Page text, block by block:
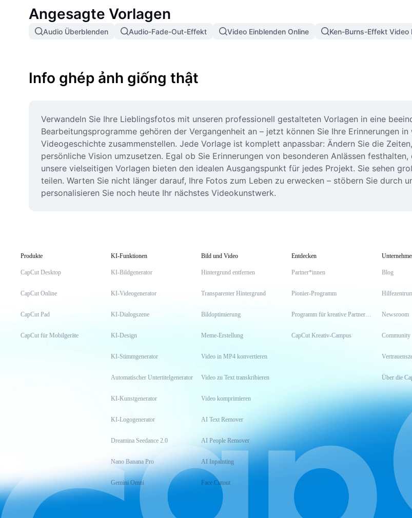
Angesagte Vorlagen
Audio Überblenden Audio-Fade-Out-Effekt Video Einblenden Online Ken-Burns-Effekt Video
Info ghép ảnh giống thật
Verwandeln Sie Ihre Lieblingsfotos mit unseren professionell gestalteten Vorlagen in eine
Bearbeitungsprogramme gehören der Vergangenheit an – jetzt können Sie Ihre Erinnerungen
Videogeschichte zusammenstellen. Jede Vorlage ist komplett anpassbar: Ändern Sie die
persönliche Vision umzusetzen. Egal ob Sie Erinnerungen von besonderen Anlässen
unsere vielseitigen Vorlagen bieten den idealen Ausgangspunkt für jedes Projekt. Sie sehen
teilen. Warten Sie nicht länger darauf, Ihre Fotos zum Leben zu erwecken – stöbern Sie durch
personalisieren Sie noch heute Ihr nächstes Videokunstwerk.
Produkte
CapCut Desktop
CapCut Online
CapCut Pad
CapCut für Mobilgeräte
KI-Funktionen
KI-Bildgenerator
KI-Videogenerator
KI-Dialogszene
KI-Design
KI-Stimmgenerator
Automatischer Untertitelgenerator
KI-Kunstgenerator
KI-Logogenerator
Dreamina Seedance 2.0
Nano Banana Pro
Gemini Omni
Bild und Video
Hintergrund entfernen
Transparenter Hintergrund
Bildoptimierung
Meme-Erstellung
Video in MP4 konvertieren
Video zu Text transkribieren
Video komprimieren
AI Text Remover
AI People Remover
AI Inpainting
Face Cutout
Entdecken
Partner*innen
Pionier-Programm
Programm für kreative Partner*innen
CapCut Kreativ-Campus
Blog
Newsroom
Community